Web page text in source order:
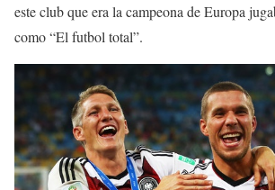
este club que era la campeona de Europa
como “El futbol total”.